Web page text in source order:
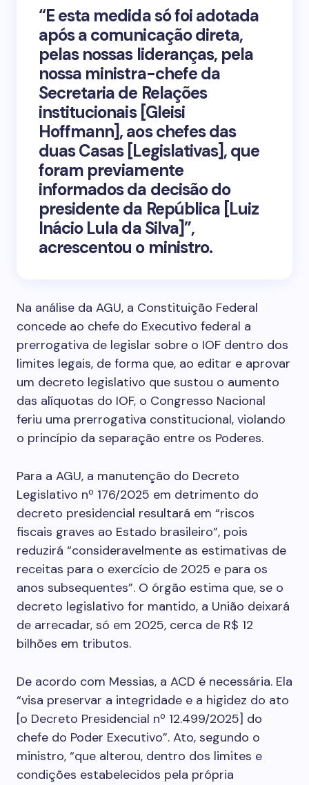
“E esta medida só foi adotada
após a comunicação direta,
pelas nossas lideranças, pela
nossa ministra-chefe da
Secretaria de Relações
institucionais [Gleisi
Hoffmann], aos chefes das
duas Casas [Legislativas], que
foram previamente
informados da decisão do
presidente da República [Luiz
Inácio Lula da Silva]”,
acrescentou o ministro.
Na análise da AGU, a Constituição Federal
concede ao chefe do Executivo federal a
prerrogativa de legislar sobre o IOF dentro dos
limites legais, de forma que, ao editar e aprovar
um decreto legislativo que sustou o aumento
das alíquotas do IOF, o Congresso Nacional
feriu uma prerrogativa constitucional, violando
o princípio da separação entre os Poderes.
Para a AGU, a manutenção do Decreto
Legislativo nº 176/2025 em detrimento do
decreto presidencial resultará em “riscos
fiscais graves ao Estado brasileiro”, pois
reduzirá “consideravelmente as estimativas de
receitas para o exercício de 2025 e para os
anos subsequentes”. O órgão estima que, se o
decreto legislativo for mantido, a União deixará
de arrecadar, só em 2025, cerca de R$ 12
bilhões em tributos.
De acordo com Messias, a ACD é necessária. Ela
“visa preservar a integridade e a higidez do ato
[o Decreto Presidencial nº 12.499/2025] do
chefe do Poder Executivo”. Ato, segundo o
ministro, “que alterou, dentro dos limites e
condições estabelecidos pela própria